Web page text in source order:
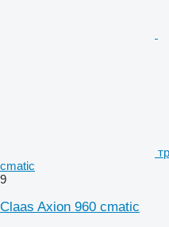
cmatic
9
Claas Axion 960 cmatic